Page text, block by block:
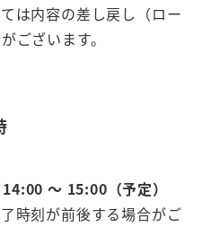
は内容の差し戻し（ロー
ございます。
～ 15:00（予定）
時刻が前後する場合がご